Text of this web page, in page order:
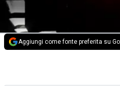
Aggiungi come fonte preferita su